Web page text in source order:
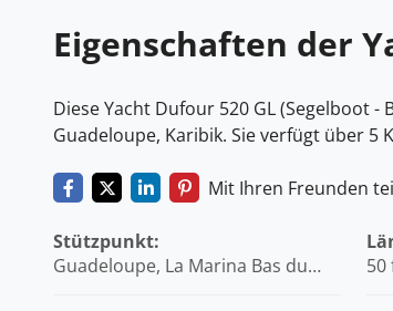
Eigenschaften der
Diese Yacht Dufour 520 GL (Segelboot
Guadeloupe, Karibik. Sie verfügt über 5
Mit Ihren Freunden
Stützpunkt:
Guadeloupe, La Marina Bas du
50